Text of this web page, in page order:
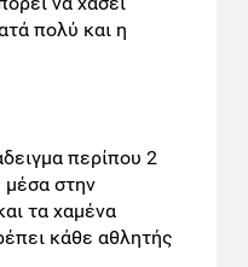
πολύ και η
περίπου 2
μέσα στην
τα χαμένα
κάθε αθλητής